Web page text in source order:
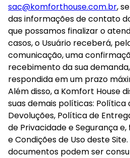
sac@komforthouse.com.br,
das informações de contato
que possamos finalizar o
casos, o Usuário receberá,
comunicação, uma
recebimento da sua
respondida em um prazo
Além disso, a Komfort House
suas demais políticas: Política
Devoluções, Política de
de Privacidade e Segurança
e Condições de Uso deste
documentos podem ser